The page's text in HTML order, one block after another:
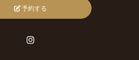
予約する